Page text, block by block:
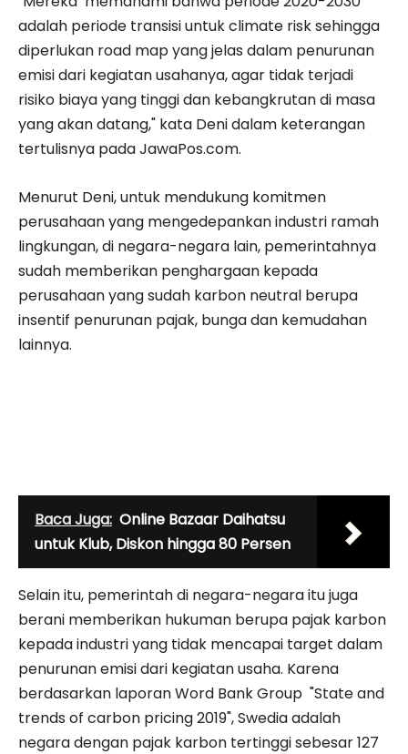
adalah periode transisi untuk climate risk sehingga
diperlukan road map yang jelas dalam penurunan
emisi dari kegiatan usahanya, agar tidak terjadi
risiko biaya yang tinggi dan kebangkrutan di masa
yang akan datang," kata Deni dalam keterangan
tertulisnya pada JawaPos.com.
Menurut Deni, untuk mendukung komitmen
perusahaan yang mengedepankan industri ramah
lingkungan, di negara-negara lain, pemerintahnya
sudah memberikan penghargaan kepada
perusahaan yang sudah karbon neutral berupa
insentif penurunan pajak, bunga dan kemudahan
lainnya.
Baca Juga: Online Bazaar Daihatsu
untuk Klub, Diskon hingga 80 Persen
Selain itu, pemerintah di negara-negara itu juga
berani memberikan hukuman berupa pajak karbon
kepada industri yang tidak mencapai target dalam
penurunan emisi dari kegiatan usaha. Karena
berdasarkan laporan Word Bank Group "State and
trends of carbon pricing 2019", Swedia adalah
negara dengan pajak karbon tertinggi sebesar 127